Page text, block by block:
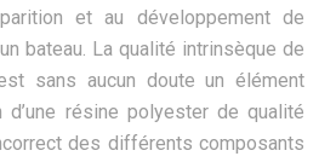
et au développement de
bateau. La qualité intrinsèque de
sans aucun doute un élément
d’une résine polyester de qualité
des différents composants